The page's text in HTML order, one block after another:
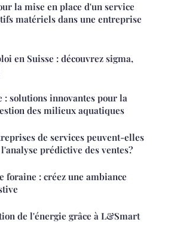
la mise en place d'un service
matériels dans une entreprise
en Suisse : découvrez sigma,
solutions innovantes pour la
des milieux aquatiques
de services peuvent-elles
prédictive des ventes?
foraine : créez une ambiance
de l'énergie grâce à L&Smart